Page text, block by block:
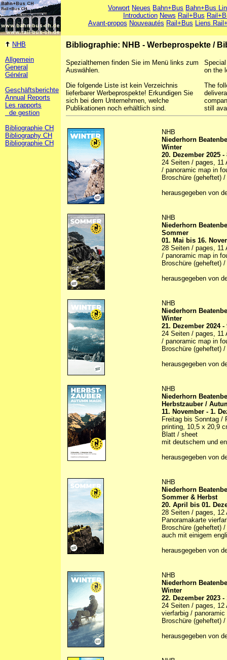
Vorwort Neues Bahn+Bus Bahn+Bus
Introduction News Rail+Bus
Avant-propos Nouveautés Rail+Bus Liens
NHB
Allgemein
General
Général
Geschäftsberichte
Annual Reports
Les rapports
de gestion
Bibliographie CH
Bibliography CH
Bibliographie CH
Bibliographie: NHB - Werbeprospekte /
Spezialthemen finden Sie im Menü links zum
Auswählen.
Die folgende Liste ist kein Verzeichnis
lieferbarer Werbeprospekte! Erkundigen Sie
sich bei dem Unternehmen, welche
Publikationen noch erhältlich sind.
on the
The
still
NHB
Niederhorn
Winter
20. Dezember 2025 -
24 Seiten / pages, 11
/ panoramic map in
Broschüre (geheftet)
herausgegeben von
NHB
Niederhorn
Sommer
01. Mai bis 16.
28 Seiten / pages, 11
/ panoramic map in
Broschüre (geheftet)
herausgegeben von
NHB
Niederhorn
Winter
21. Dezember 2024 -
24 Seiten / pages, 11
/ panoramic map in
Broschüre (geheftet)
herausgegeben von
NHB
Niederhorn
Herbstzauber /
11. November - 1.
Freitag bis Sonntag /
printing, 10,5 x 20,9
Blatt / sheet
mit deutschem und
herausgegeben von
NHB
Niederhorn
Sommer & Herbst
20. April bis 01.
28 Seiten / pages, 12
Panoramakarte
Broschüre (geheftet)
auch mit einigem
herausgegeben von
NHB
Niederhorn
Winter
22. Dezember 2023 -
24 Seiten / pages, 12
vierfarbig /
Broschüre (geheftet)
herausgegeben von